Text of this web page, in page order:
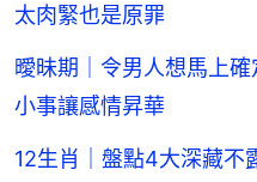
太肉緊也是原罪
曖昧期｜令男人想馬上
小事讓感情昇華
12生肖｜盤點4大深藏